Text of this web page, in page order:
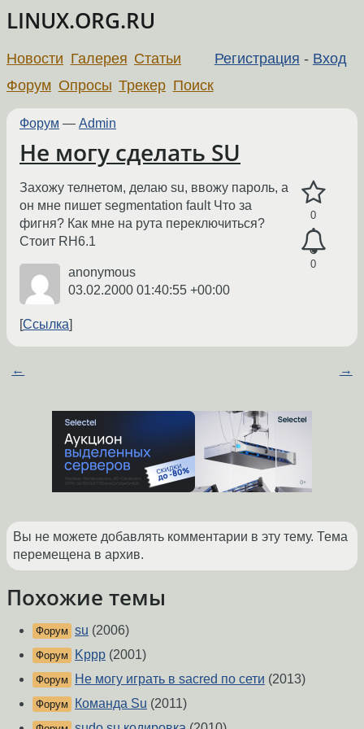
LINUX.ORG.RU
Регистрация - Вход
Новости Галерея Статьи
Форум Опросы Трекер Поиск
Форум — Admin
Не могу сделать SU
0
0
Захожу телнетом, делаю su, ввожу пароль, а
он мне пишет segmentation fault Что за
фигня? Как мне на рута переключиться?
Стоит RH6.1
anonymous
03.02.2000 01:40:55 +00:00
Ссылка
← →
Вы не можете добавлять комментарии в эту тему. Тема
перемещена в архив.
Похожие темы
Форум su (2006)
Форум Kppp (2001)
Форум Не могу играть в sacred по сети (2013)
Форум Команда Su (2011)